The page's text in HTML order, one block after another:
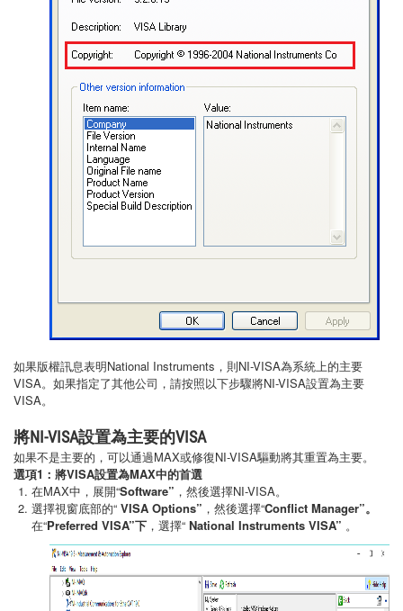
如果版權訊息表明National Instruments，則NI-VISA為系統上的主要
VISA。如果指定了其他公司，請按照以下步驟將NI-VISA設置為主要
VISA。
將NI-VISA設置為主要的VISA
如果不是主要的，可以通過MAX或修復NI-VISA驅動將其重置為主要。
選項1：將VISA設置為MAX中的首選
在MAX中，展開“Software” ，然後選擇NI-VISA。
選擇視窗底部的“ VISA Options” ，然後選擇“Conflict Manager”。
在“Preferred VISA”下 ，選擇“ National Instruments VISA” 。